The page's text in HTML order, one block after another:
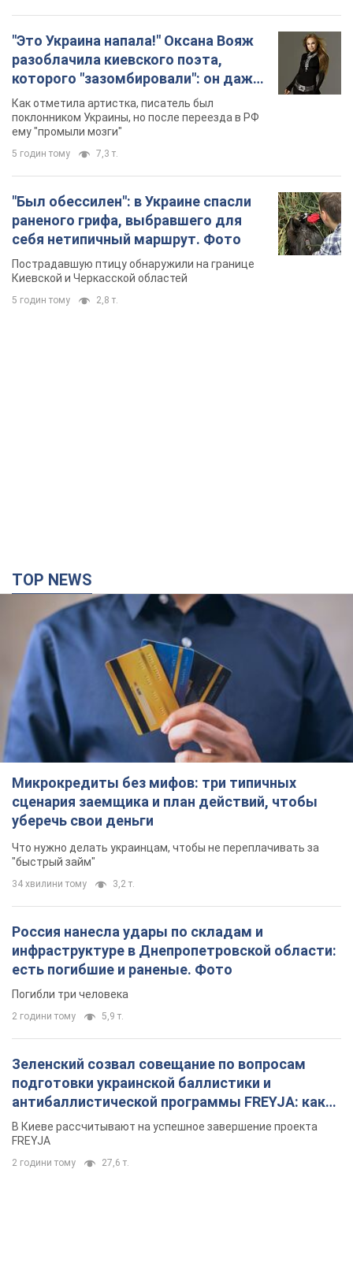
"Это Украина напала!" Оксана Вояж
разоблачила киевского поэта,
которого "зазомбировали": он даже
русского не знал, а теперь хочет
геноцида украинцев
Как отметила артистка, писатель был
поклонником Украины, но после переезда в РФ
ему "промыли мозги"
5 годин тому 7,3 т.
"Был обессилен": в Украине спасли
раненого грифа, выбравшего для
себя нетипичный маршрут. Фото
Пострадавшую птицу обнаружили на границе
Киевской и Черкасской областей
5 годин тому 2,8 т.
TOP NEWS
Микрокредиты без мифов: три типичных
сценария заемщика и план действий, чтобы
уберечь свои деньги
Что нужно делать украинцам, чтобы не переплачивать за
"быстрый займ"
34 хвилини тому 3,2 т.
Россия нанесла удары по складам и
инфраструктуре в Днепропетровской области:
есть погибшие и раненые. Фото
Погибли три человека
2 години тому 5,9 т.
Зеленский созвал совещание по вопросам
подготовки украинской баллистики и
антибаллистической программы FREYJA: какие
решения готовятся
В Киеве рассчитывают на успешное завершение проекта
FREYJA
2 години тому 27,6 т.